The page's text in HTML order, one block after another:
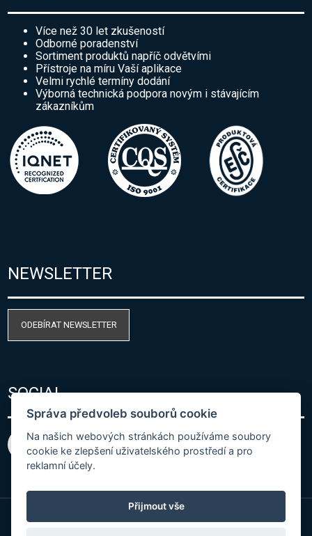
Více než 30 let zkušeností
Odborné poradenství
Sortiment produktů napříč odvětvími
Přístroje na míru Vaší aplikace
Velmi rychlé termíny dodání
Výborná technická podpora novým i stávajícím
zákazníkům
NEWSLETTER
ODEBÍRAT NEWSLETTER
SOCIAL
Správa předvoleb souborů cookie
Na našich webových stránkách používáme soubory
cookie ke zlepšení uživatelského prostředí a pro
reklamní účely.
Přijmout vše